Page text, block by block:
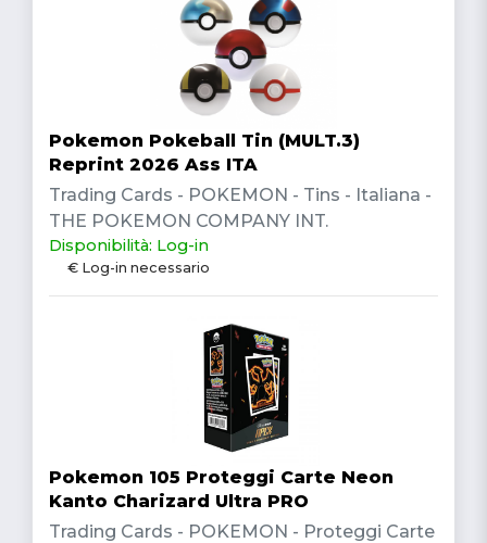
Pokemon Pokeball Tin (MULT.3)
Reprint 2026 Ass ITA
Trading Cards - POKEMON - Tins - Italiana -
THE POKEMON COMPANY INT.
Disponibilità: Log-in
€ Log-in necessario
Pokemon 105 Proteggi Carte Neon
Kanto Charizard Ultra PRO
Trading Cards - POKEMON - Proteggi Carte